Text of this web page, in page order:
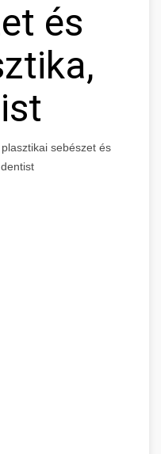
és
plasztikai sebészet és